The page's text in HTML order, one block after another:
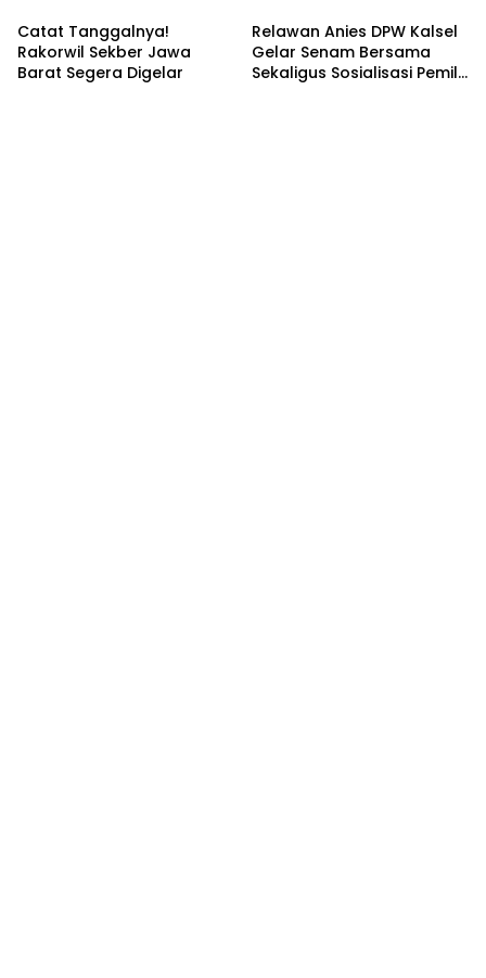
Semarang
Catat Tanggalnya!
Rakorwil Sekber Jawa
Barat Segera Digelar
Relawan Anies DPW Kalsel
Gelar Senam Bersama
Sekaligus Sosialisasi Pemilu